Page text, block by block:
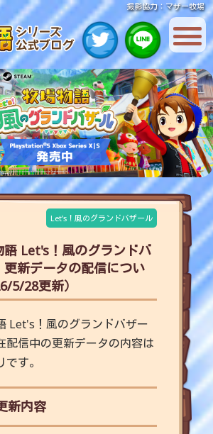
撮影協力：マザー牧場
Let’s！風のグランドバザール
語 Let's！風のグランドバ
更新データの配信につい
5/28更新）
Let's！風のグランドバザー
配信中の更新データの内容は
す。
新内容